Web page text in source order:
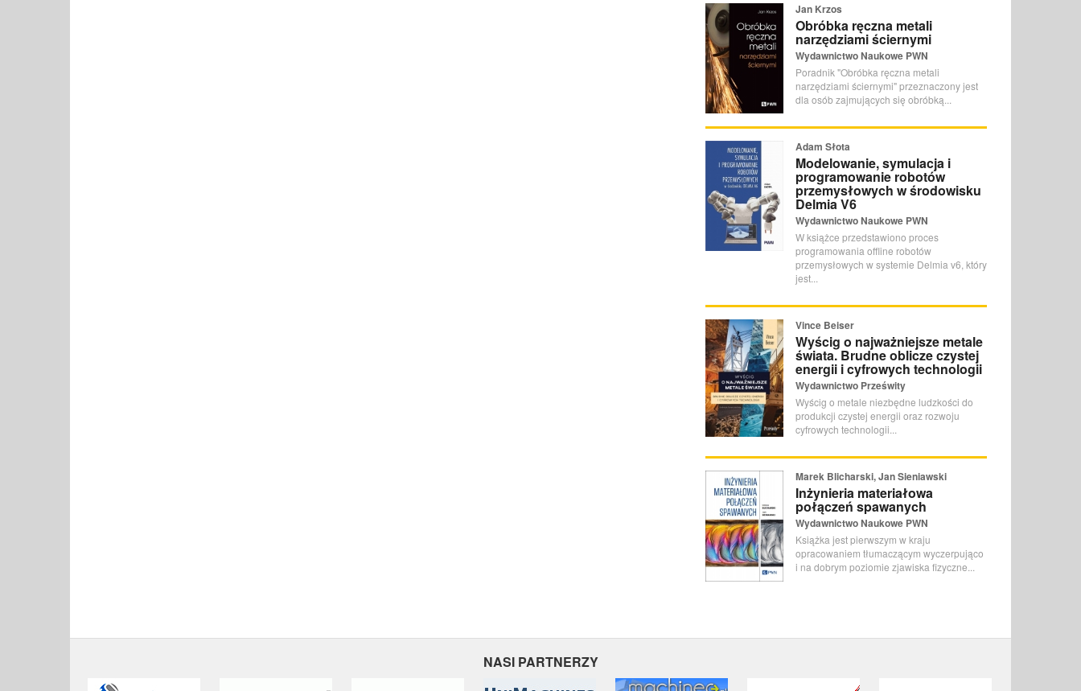
Jan Krzos
Obróbka ręczna metali
narzędziami ściernymi
Wydawnictwo Naukowe PWN
Poradnik "Obróbka ręczna metali
narzędziami ściernymi" przeznaczony jest
dla osób zajmujących się obróbką...
Adam Słota
Modelowanie, symulacja i
programowanie robotów
przemysłowych w środowisku
Delmia V6
Wydawnictwo Naukowe PWN
W książce przedstawiono proces
programowania offline robotów
przemysłowych w systemie Delmia v6, który
jest...
Vince Beiser
Wyścig o najważniejsze metale
świata. Brudne oblicze czystej
energii i cyfrowych technologii
Wydawnictwo Prześwity
Wyścig o metale niezbędne ludzkości do
produkcji czystej energii oraz rozwoju
cyfrowych technologii...
Marek Blicharski, Jan Sieniawski
Inżynieria materiałowa
połączeń spawanych
Wydawnictwo Naukowe PWN
Książka jest pierwszym w kraju
opracowaniem tłumaczącym wyczerpująco
i na dobrym poziomie zjawiska fizyczne...
NASI PARTNERZY